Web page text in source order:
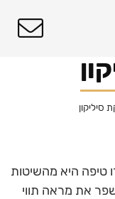
סיליקון
טיפה היא מהשיטות
את מראה תווי